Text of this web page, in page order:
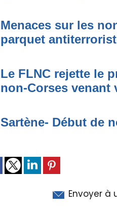
Menaces sur les
parquet
Le FLNC rejette le
non-Corses venant
Sartène- Début de
Envoyer à